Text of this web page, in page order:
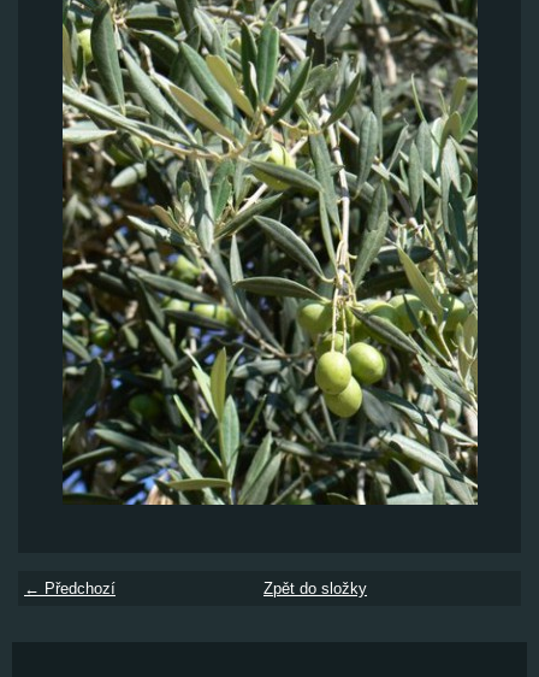
← Předchozí Zpět do složky